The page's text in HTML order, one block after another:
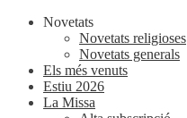
Novetats
Novetats religioses
Novetats generals
Els més venuts
Estiu 2026
La Missa